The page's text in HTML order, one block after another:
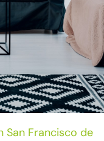
San Francisco de